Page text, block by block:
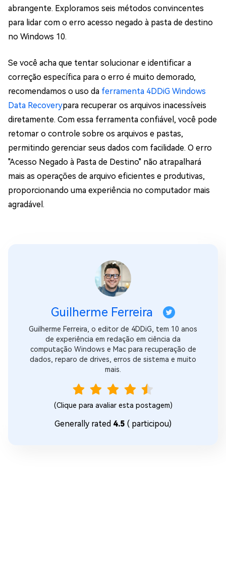
abrangente. Exploramos seis métodos convincentes
para lidar com o erro acesso negado à pasta de destino
no Windows 10.
Se você acha que tentar solucionar e identificar a
correção específica para o erro é muito demorado,
recomendamos o uso da ferramenta 4DDiG Windows
Data Recoverypara recuperar os arquivos inacessíveis
diretamente. Com essa ferramenta confiável, você pode
retomar o controle sobre os arquivos e pastas,
permitindo gerenciar seus dados com facilidade. O erro
"Acesso Negado à Pasta de Destino" não atrapalhará
mais as operações de arquivo eficientes e produtivas,
proporcionando uma experiência no computador mais
agradável.
Guilherme Ferreira
Guilherme Ferreira, o editor de 4DDiG, tem 10 anos
de experiência em redação em ciência da
computação Windows e Mac para recuperação de
dados, reparo de drives, erros de sistema e muito
mais.
(Clique para avaliar esta postagem)
Generally rated 4.5 ( participou)